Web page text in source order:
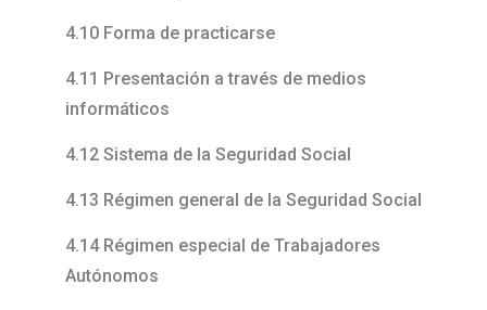
4.10 Forma de practicarse
4.11 Presentación a través de medios
informáticos
4.12 Sistema de la Seguridad Social
4.13 Régimen general de la Seguridad Social
4.14 Régimen especial de Trabajadores
Autónomos